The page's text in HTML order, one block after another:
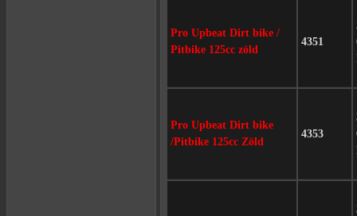
Pro Upbeat Dirt bike /
Pitbike 125cc zöld
4351
Pro Upbeat Dirt bike
/Pitbike 125cc Zöld
4353